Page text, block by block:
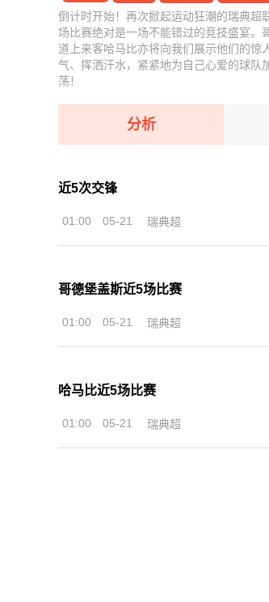
倒计时开始！再次掀起运动狂潮的瑞典超
场比赛绝对是一场不能错过的竞技盛宴。
道上来客哈马比亦将向我们展示他们的惊
气、挥洒汗水，紧紧地为自己心爱的球队
荡！
分析
近5次交锋
01:00 05-21 瑞典超
哥德堡盖斯近5场比赛
01:00 05-21 瑞典超
哈马比近5场比赛
01:00 05-21 瑞典超